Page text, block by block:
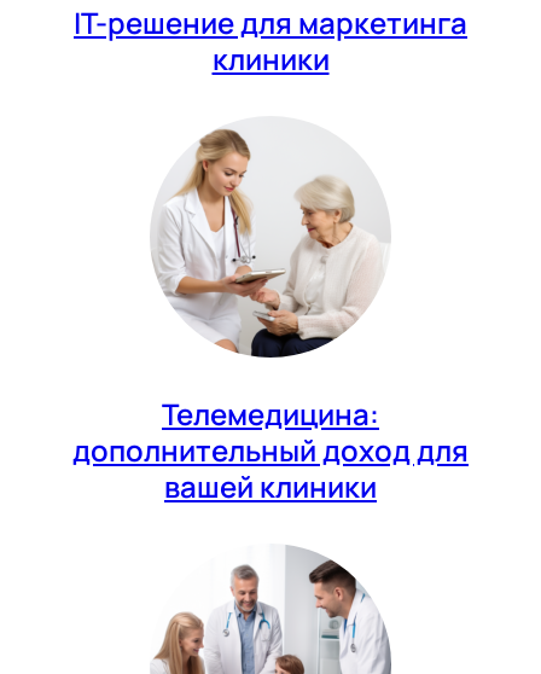
IT-решение для маркетинга
клиники
Телемедицина:
дополнительный доход для
вашей клиники